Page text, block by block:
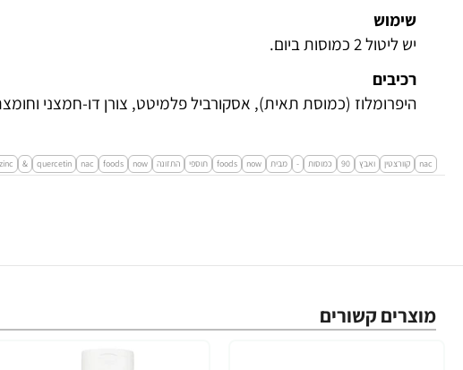
שימוש
יש ליטול 2 כמוסות ביום.
רכיבים
היפרומלוז (כמוסת תאית), אסקורביל פלמיטט, צורן דו-חמצני
nac קוורצטין ואבץ 90 כמוסות - מבית now
foods תוספי התזונה now
foods
nac
quercetin
&
zinc
מוצרים קשורים